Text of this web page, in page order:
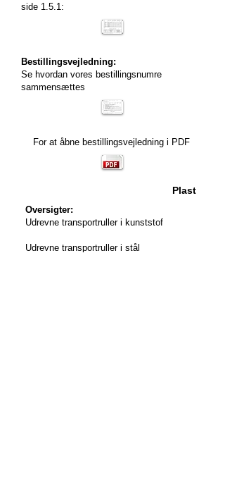
side 1.5.1:
Bestillingsvejledning:
Se hvordan vores bestillingsnumre
sammensættes
For at åbne bestillingsvejledning i PDF
Oversigter:
Udrevne transportruller i kunststof
Udrevne transportruller i stål
Plast